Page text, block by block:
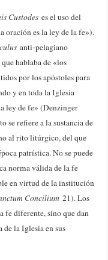
Custodes es el uso del
oración es la ley de la fe»).
anti-pelagiano
hablaba de «los
por los apóstoles para
y en toda la Iglesia
ley de fe» (Denzinger
se refiere a la sustancia de
al rito litúrgico, del que
patrística. No se puede
norma válida de la fe
en virtud de la institución
Concilium 21). Los
fe diferente, sino que dan
la Iglesia en sus